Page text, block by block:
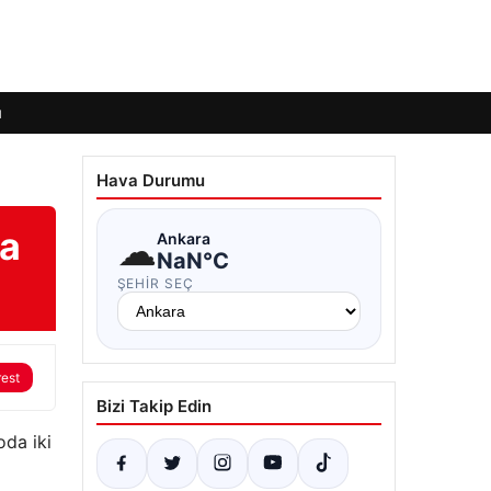
iki
Hava Durumu
☁Ankara
NaN°C
ŞEHIR SEÇ
Bizi Takip Edin